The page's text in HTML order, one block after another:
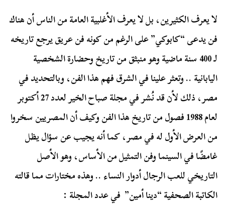
لا يعرف الكثيرين، بل لا يعرف الأغلبية العامة من الناس أن هناك
فن يدعى “كابوكي” على الرغم من كونه فن عريق يرجع تاريخه
لـ 400 سنة ماضية وهو منبثق من تاريخ وحضارة الشخصية
اليابانية .. وتعثر علينا في الشرق فهم هذا الفن، وبالتحديد في
مصر، ذلك لأن قد نُشر في مجلة صباح الخير لعدد 27 أكتوبر
لعام 1988 فصول من تاريخ هذا الفن وكيف أن المصريين سخروا
من العرض الأول له في مصر، كما أنه يجيب عن سؤال يظل
غامضًا في السينما وفن التمثيل من الأساس، وهو الأصل
التاريخي للعب الرجال أدوار النساء .. وهذه مختارات مما قالته
الكاتبة الصحفية “دينا أمين” في عدد المجلة :